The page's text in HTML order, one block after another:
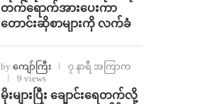
တက်ရောက်အားပေးကာ
တောင်းဆိုစာများကို လက်ခံ
by ကျော်ကြီး
၇ နာရီ အကြာက
9 views
⁨မိုးများပြီး ချောင်းရေတက်လို့